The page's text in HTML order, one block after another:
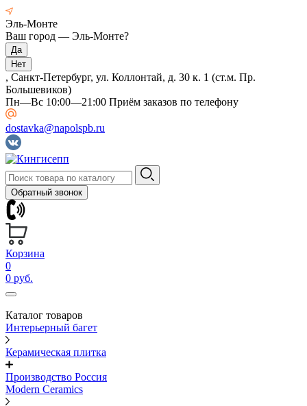
Эль-Монте
Ваш город — Эль-Монте?
, Санкт-Петербург, ул. Коллонтай, д. 30 к. 1 (ст.м. Пр.
Большевиков)
Пн—Вс 10:00—21:00 Приём заказов по телефону
dostavka@napolspb.ru
Обратный звонок
Корзина
0
0 руб.
Каталог товаров
Интерьерный багет
Керамическая плитка
Производство Россия
Modern Ceramics